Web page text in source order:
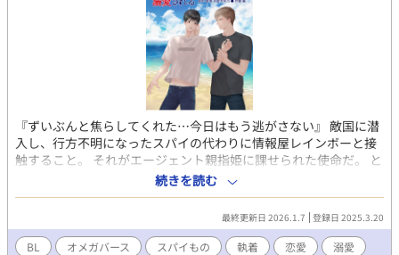
『ずいぶんと焦らしてくれた…今日はもう逃がさない』 敵国に潜
入し、行方不明になったスパイの代わりに情報屋レインボーと接
触すること。 それがエージェント親指姫に課せられた使命だ。 と
ころがエリート軍人アルファ（攻）にロックオンされて、あっと
いう間に――!! 紳士の仮面を被った軍人（攻）と謎の秘密を隠し
持つ童顔青年（受）の溺愛ラブストーリー♡ 小説「オメガスパイ
は敵国のエリートアルファに溺愛される（壱度木里乃さん作）」
のコミカライズです。
続きを読む
最終更新日 2026.1.7 登録日 2025.3.20
BL オメガバース スパイもの 執着 恋愛
溺愛